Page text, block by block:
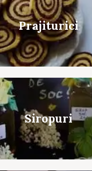
Prajiturici
Siropuri